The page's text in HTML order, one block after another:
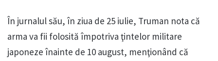
În jurnalul său, în ziua de 25 iulie, Truman nota că
arma va fii folosită împotriva ţintelor militare
japoneze înainte de 10 august, menţionând că